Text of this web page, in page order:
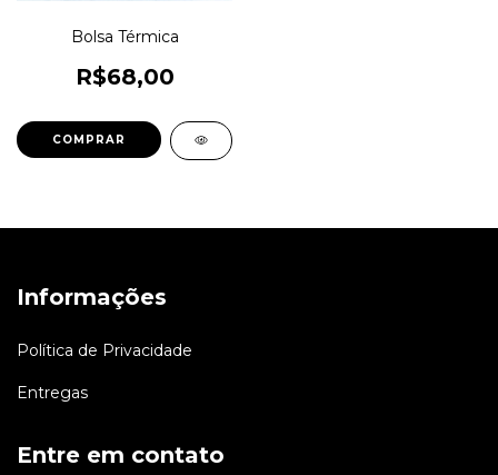
Bolsa Térmica
R$68,00
Informações
Política de Privacidade
Entregas
Entre em contato